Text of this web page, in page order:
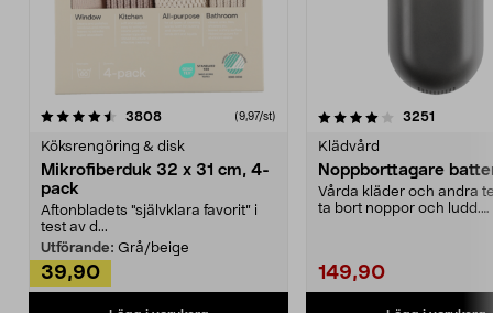
3808recensioner (9,97/st)
Köksrengöring & disk
Mikrofiberduk 32 x 31 cm, 4-
pack
Aftonbladets "självklara favorit” i
test av d...
Utförande: Grå/beige
39,90
4.0av 5 stjärnor 3251
Klädvård
Noppborttagare
Vårda kläder och andra
ta bort noppor och ludd.
149,90
4.5av 5 stjärnor